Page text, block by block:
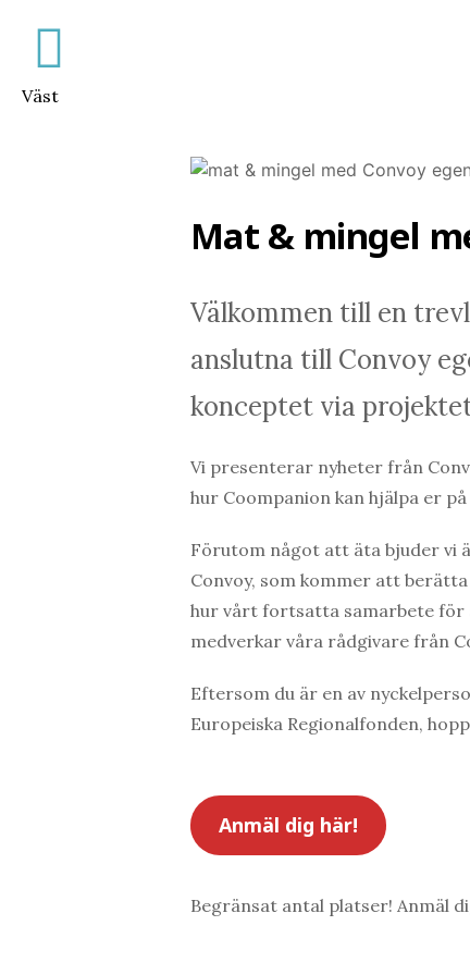
Väst
Mat & mingel
Välkommen till en
anslutna till Convoy
konceptet via
Vi presenterar nyheter från
hur Coompanion kan hjälpa er
Förutom något att äta bjuder vi
Convoy, som kommer att
hur vårt fortsatta samarbete
medverkar våra rådgivare från
Eftersom du är en av
Europeiska Regionalfonden,
Anmäl dig här!
Begränsat antal platser! Anmäl